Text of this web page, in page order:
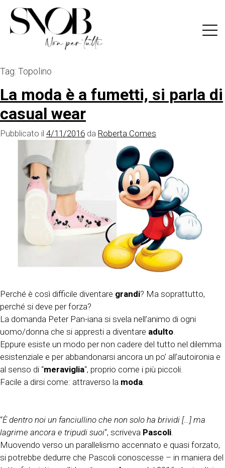
content
Tag: Topolino
La moda è a fumetti, si parla di
casual wear
Pubblicato il 4/11/2016 da Roberta Comes
Perché è così difficile diventare grandi? Ma soprattutto,
perché si deve per forza?
La domanda Peter Pan-iana si svela nell’animo di ogni
uomo/donna che si appresti a diventare adulto.
Eppure esiste un modo per non cadere del tutto nel dilemma
esistenziale e per abbandonarsi ancora un po’ all’autoironia e
al senso di “meraviglia“, proprio come i più piccoli.
Facile a dirsi come: attraverso la moda.
“È dentro noi un fanciullino che non solo ha brividi […] ma
lagrime ancora e tripudi suoi“, scriveva Pascoli.
Muovendo verso un parallelismo accennato e quasi forzato,
si potrebbe dedurre che Pascoli conoscesse – in maniera del